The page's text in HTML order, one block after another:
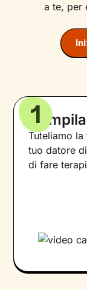
a te, per
Tuteliamo
tuo datore
di fare
1